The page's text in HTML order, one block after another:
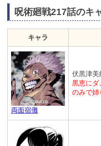
呪術廻戦217話のキ
キャラ
両面宿儺
伏黒津美
黒恵にダ
のみで姉